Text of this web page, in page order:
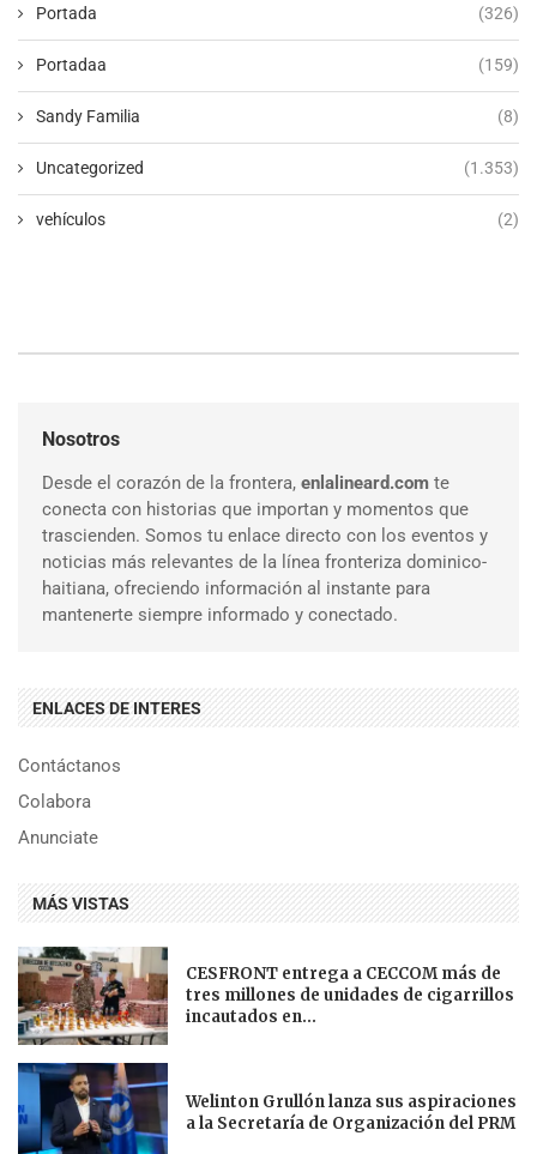
Portada (326)
Portadaa (159)
Sandy Familia (8)
Uncategorized (1.353)
vehículos (2)
Nosotros
Desde el corazón de la frontera, enlalineard.com te
conecta con historias que importan y momentos que
trascienden. Somos tu enlace directo con los eventos y
noticias más relevantes de la línea fronteriza dominico-
haitiana, ofreciendo información al instante para
mantenerte siempre informado y conectado.
ENLACES DE INTERES
Contáctanos
Colabora
Anunciate
MÁS VISTAS
CESFRONT entrega a CECCOM más de
tres millones de unidades de cigarrillos
incautados en...
Welinton Grullón lanza sus aspiraciones
a la Secretaría de Organización del PRM